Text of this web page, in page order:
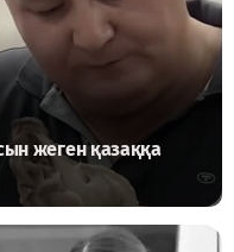
жеген қазаққа